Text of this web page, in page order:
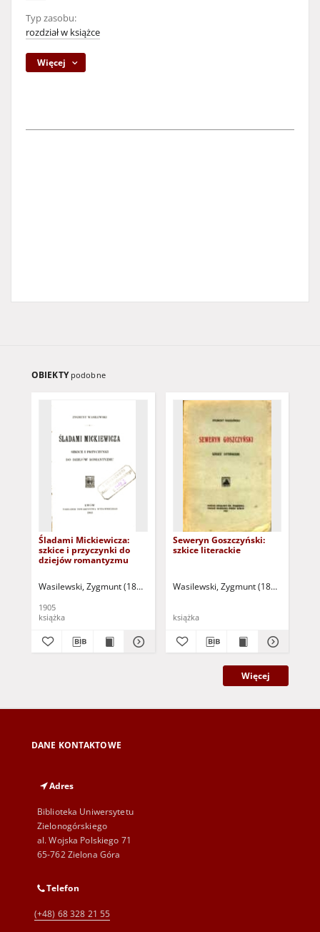
Typ zasobu:
rozdział w książce
Więcej
OBIEKTY podobne
Śladami Mickiewicza:
szkice i przyczynki do
dziejów romantyzmu
Wasilewski, Zygmunt (1865-1948)
1905
książka
Seweryn Goszczyński:
szkice literackie
Wasilewski, Zygmunt (1865-1948)
książka
Więcej
DANE KONTAKTOWE
Adres
Biblioteka Uniwersytetu
Zielonogórskiego
al. Wojska Polskiego 71
65-762 Zielona Góra
Telefon
(+48) 68 328 21 55